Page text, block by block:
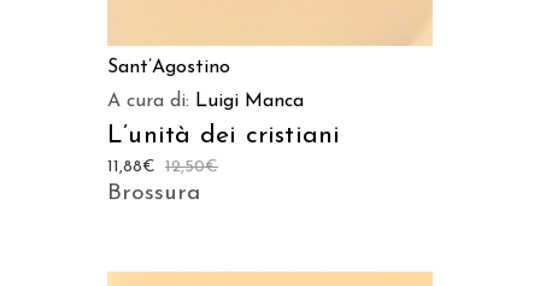
Sant’Agostino
A cura di: Luigi Manca
L’unità dei cristiani
12,50€
11,88€
Brossura